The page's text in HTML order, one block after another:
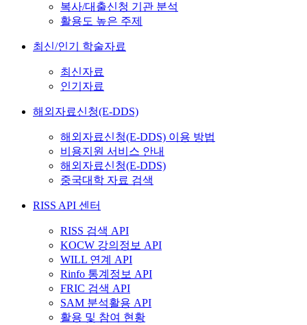
복사/대출신청 기관 분석
활용도 높은 주제
최신/인기 학술자료
최신자료
인기자료
해외자료신청(E-DDS)
해외자료신청(E-DDS) 이용 방법
비용지원 서비스 안내
해외자료신청(E-DDS)
중국대학 자료 검색
RISS API 센터
RISS 검색 API
KOCW 강의정보 API
WILL 연계 API
Rinfo 통계정보 API
FRIC 검색 API
SAM 분석활용 API
활용 및 참여 현황